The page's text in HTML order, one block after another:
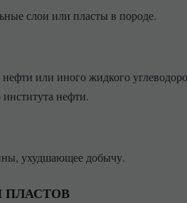
слои или пласты в породе.
или иного жидкого
нефти.
ухудшающее добычу.